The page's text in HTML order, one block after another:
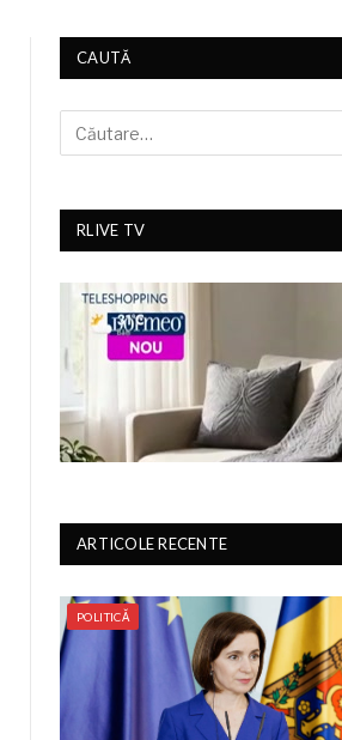
CAUTĂ
RLIVE TV
ARTICOLE RECENTE
POLITICĂ